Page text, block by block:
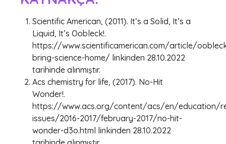
Scientific American, (2011). It’s a Solid, It’s a
Liquid, It’s Oobleck!.
https://www.scientificamerican.com/article/
bring-science-home/ linkinden 28.10.2022
tarihinde alınmıştır.
Acs chemistry for life, (2017). No-Hit
Wonder!.
https://www.acs.org/content/acs/en/education/
issues/2016-2017/february-2017/no-hit-
wonder-d3o.html linkinden 28.10.2022